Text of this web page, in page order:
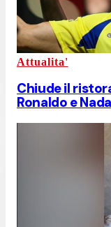
Attualita'
Chiude il
Ronaldo e